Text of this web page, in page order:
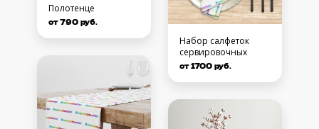
Полотенце
от 790 руб.
Набор салфеток
сервировочных
от 1700 руб.